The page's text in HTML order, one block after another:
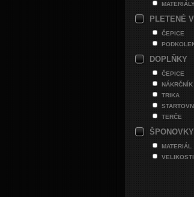
MATERIÁLY
PLETENÉ
ČEPICE
DOPLŇKY
ČEPICE
NÁKRČNÍK
TRIKA
TERČE
ŠPONOVKY
MATERIÁL
VELIKOSTI